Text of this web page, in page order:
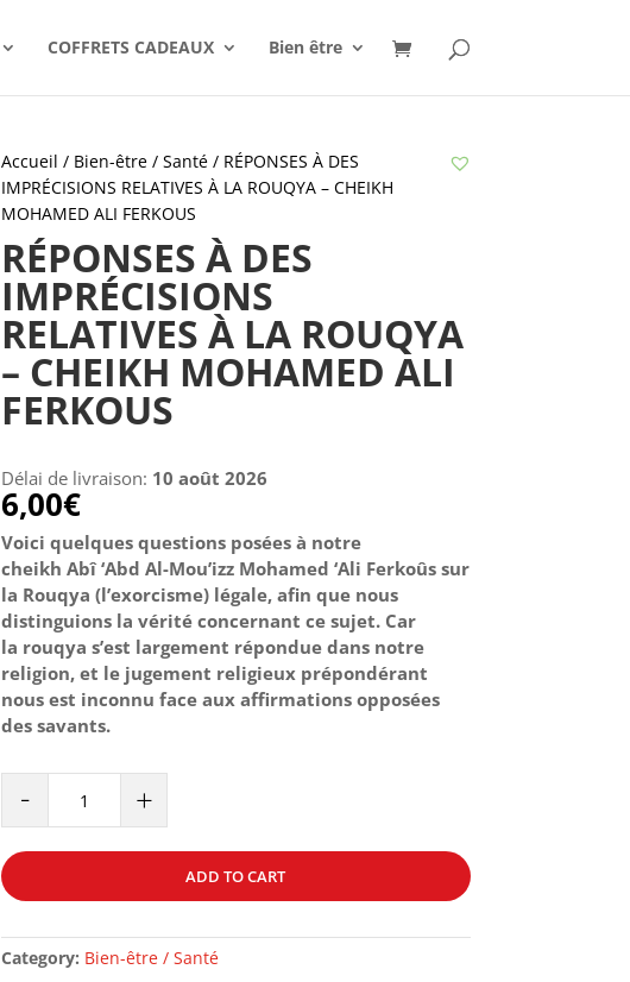
COFFRETS CADEAUX Bien être
Accueil / Bien-être / Santé/ RÉPONSES À DES
IMPRÉCISIONS RELATIVES À LA ROUQYA – CHEIKH
MOHAMED ALI FERKOUS
RÉPONSES À DES
IMPRÉCISIONS
RELATIVES À LA ROUQYA
– CHEIKH MOHAMED ALI
FERKOUS
Délai de livraison: 10 août 2026
6,00€
Voici quelques questions posées à notre
cheikh Abî‘Abd Al-Mou’izzMohamed ‘Ali Ferkoûssur
la Rouqya (l’exorcisme)légale, afin que nous
distinguions la vérité concernant ce sujet.Car
la rouqya s’est largement répondue dans notre
religion, et le jugement religieux prépondérant
nous est inconnu face aux affirmations opposées
des savants.
-
IMPRÉCISIONS
RELATIVES
LA
ROUQYA
+
ADD TO CART
Category: Bien-être / Santé